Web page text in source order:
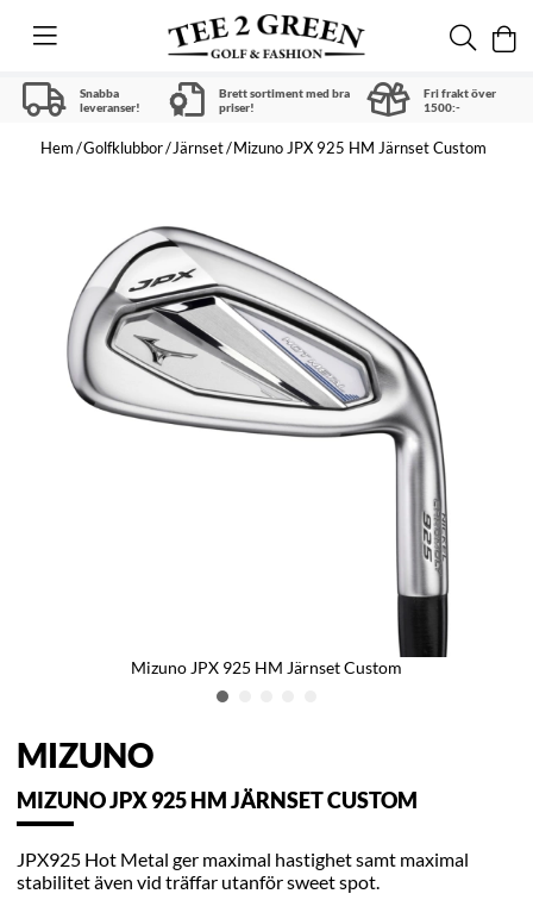
Snabba
leveranser!
Brett sortiment med bra
priser!
Fri frakt över
1500:-
Hem Golfklubbor Järnset Mizuno JPX 925 HM Järnset Custom
Mizuno JPX 925 HM Järnset Custom
MIZUNO
MIZUNO JPX 925 HM JÄRNSET CUSTOM
JPX925 Hot Metal ger maximal hastighet samt maximal
stabilitet även vid träffar utanför sweet spot.